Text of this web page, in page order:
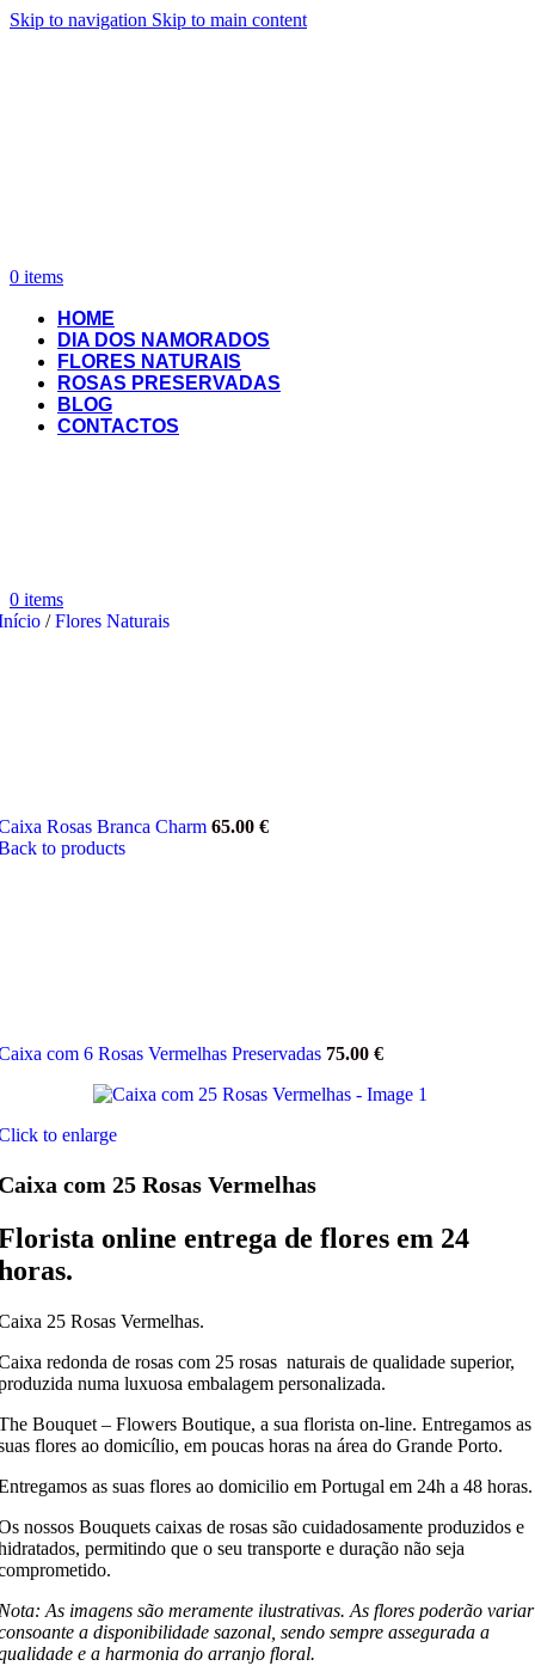
Skip to navigation Skip to main content
0 items
HOME
DIA DOS NAMORADOS
FLORES NATURAIS
ROSAS PRESERVADAS
BLOG
CONTACTOS
0 items
/ Flores Naturais
Rosas Branca Charm 65.00 €
to products
com 6 Rosas Vermelhas Preservadas 75.00 €
to enlarge
com 25 Rosas Vermelhas
online entrega de flores em 24
25 Rosas Vermelhas.
redonda de rosas com 25 rosas naturais de qualidade superior,
numa luxuosa embalagem personalizada.
Bouquet – Flowers Boutique, a sua florista on-line. Entregamos as
flores ao domicílio, em poucas horas na área do Grande Porto.
as suas flores ao domicilio em Portugal em 24h a 48 horas.
nossos Bouquets caixas de rosas são cuidadosamente produzidos e
permitindo que o seu transporte e duração não seja
As imagens são meramente ilustrativas. As flores poderão variar
a disponibilidade sazonal, sendo sempre assegurada a
e a harmonia do arranjo floral.